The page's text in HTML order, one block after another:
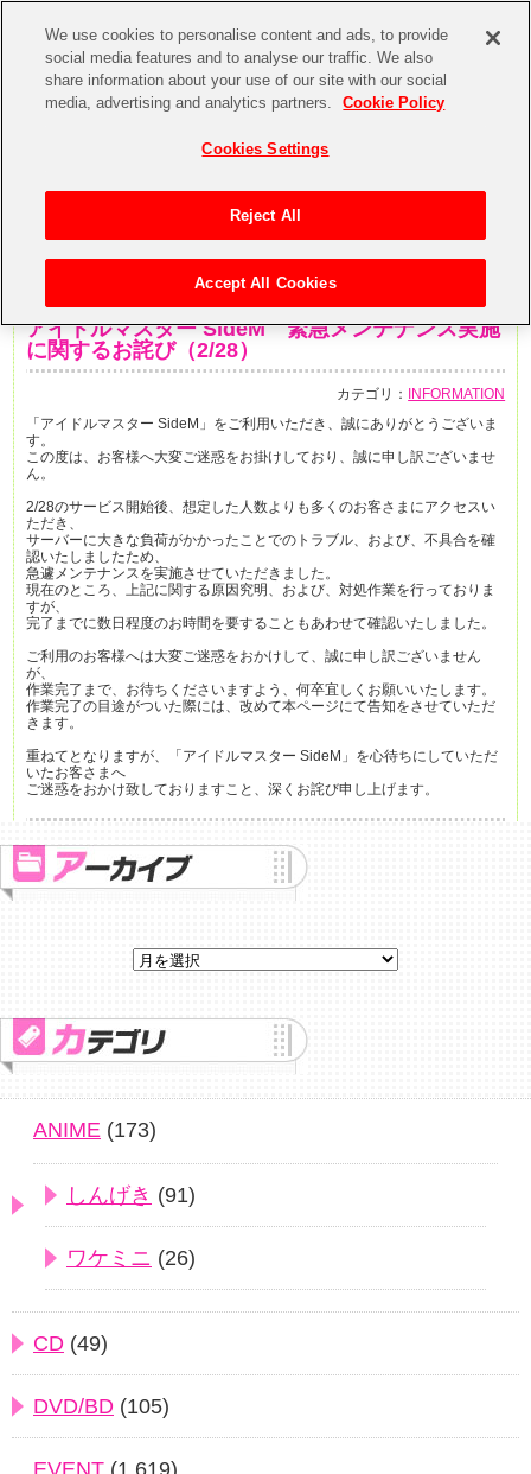
アイドルマスター SideM 緊急メンテナンス実施
に関するお詫び（2/28）
カテゴリ：
INFORMATION
「アイドルマスター SideM」をご利用いただき、誠にありがとうございま
す。
この度は、お客様へ大変ご迷惑をお掛けしており、誠に申し訳ございませ
ん。
2/28のサービス開始後、想定した人数よりも多くのお客さまにアクセスい
ただき、
サーバーに大きな負荷がかかったことでのトラブル、および、不具合を確
認いたしましたため、
急遽メンテナンスを実施させていただきました。
現在のところ、上記に関する原因究明、および、対処作業を行っておりま
すが、
完了までに数日程度のお時間を要することもあわせて確認いたしました。
ご利用のお客様へは大変ご迷惑をおかけして、誠に申し訳ございません
が、
作業完了まで、お待ちくださいますよう、何卒宜しくお願いいたします。
作業完了の目途がついた際には、改めて本ページにて告知をさせていただ
きます。
重ねてとなりますが、「アイドルマスター SideM」を心待ちにしていただ
いたお客さまへ
ご迷惑をおかけ致しておりますこと、深くお詫び申し上げます。
ANIME (173)
しんげき (91)
ワケミニ (26)
CD (49)
DVD/BD (105)
We use cookies to personalise content and ads, to provide
social media features and to analyse our traffic. We also
share information about your use of our site with our social
media, advertising and analytics partners.
Cookie Policy
Cookies Settings
Reject All
Accept All Cookies